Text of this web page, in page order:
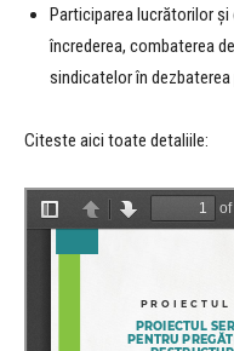
Participarea lucrătorilor
încrederea, combaterea
sindicatelor în dezbaterea
Citeste aici toate detaliile: